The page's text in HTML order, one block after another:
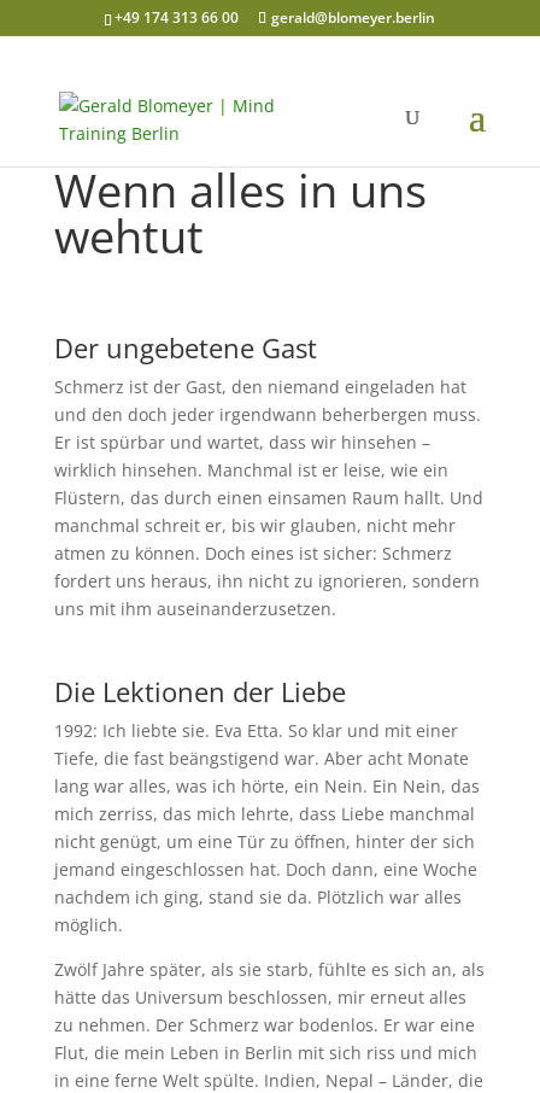
+49 174 313 66 00 gerald@blomeyer.berlin
Wenn alles in uns
wehtut
Der ungebetene Gast
Schmerz ist der Gast, den niemand eingeladen hat
und den doch jeder irgendwann beherbergen muss.
Er ist spürbar und wartet, dass wir hinsehen –
wirklich hinsehen. Manchmal ist er leise, wie ein
Flüstern, das durch einen einsamen Raum hallt. Und
manchmal schreit er, bis wir glauben, nicht mehr
atmen zu können. Doch eines ist sicher: Schmerz
fordert uns heraus, ihn nicht zu ignorieren, sondern
uns mit ihm auseinanderzusetzen.
Die Lektionen der Liebe
1992: Ich liebte sie. Eva Etta. So klar und mit einer
Tiefe, die fast beängstigend war. Aber acht Monate
lang war alles, was ich hörte, ein Nein. Ein Nein, das
mich zerriss, das mich lehrte, dass Liebe manchmal
nicht genügt, um eine Tür zu öffnen, hinter der sich
jemand eingeschlossen hat. Doch dann, eine Woche
nachdem ich ging, stand sie da. Plötzlich war alles
möglich.
Zwölf Jahre später, als sie starb, fühlte es sich an, als
hätte das Universum beschlossen, mir erneut alles
zu nehmen. Der Schmerz war bodenlos. Er war eine
Flut, die mein Leben in Berlin mit sich riss und mich
in eine ferne Welt spülte. Indien, Nepal – Länder, die